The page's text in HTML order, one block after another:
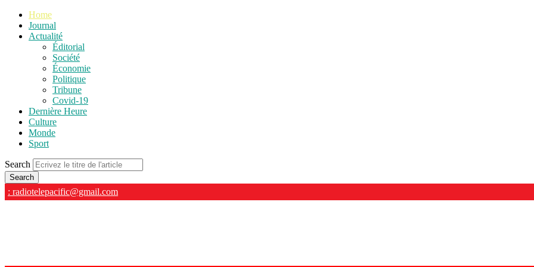
Home
Journal
Actualité
Éditorial
Société
Économie
Politique
Tribune
Covid-19
Dernière Heure
Culture
Monde
Sport
Search
: radiotelepacific@gmail.com